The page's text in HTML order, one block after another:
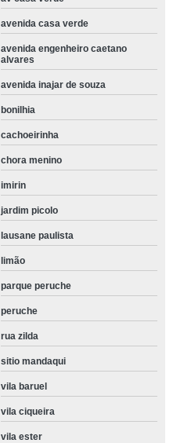
avenida casa verde
avenida engenheiro caetano
alvares
avenida inajar de souza
bonilhia
cachoeirinha
chora menino
imirin
jardim picolo
lausane paulista
limão
parque peruche
peruche
rua zilda
sitio mandaqui
vila baruel
vila ciqueira
vila ester